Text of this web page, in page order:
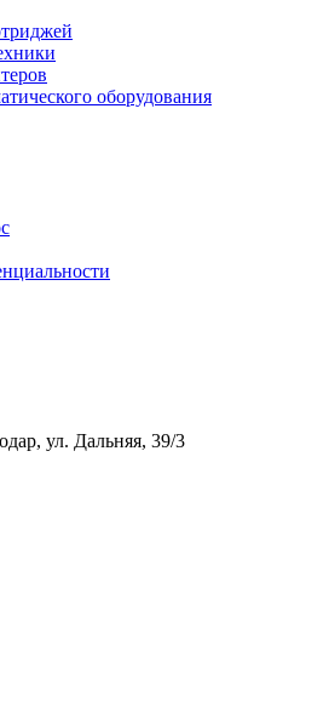
оборудования
ул. Дальняя, 39/3